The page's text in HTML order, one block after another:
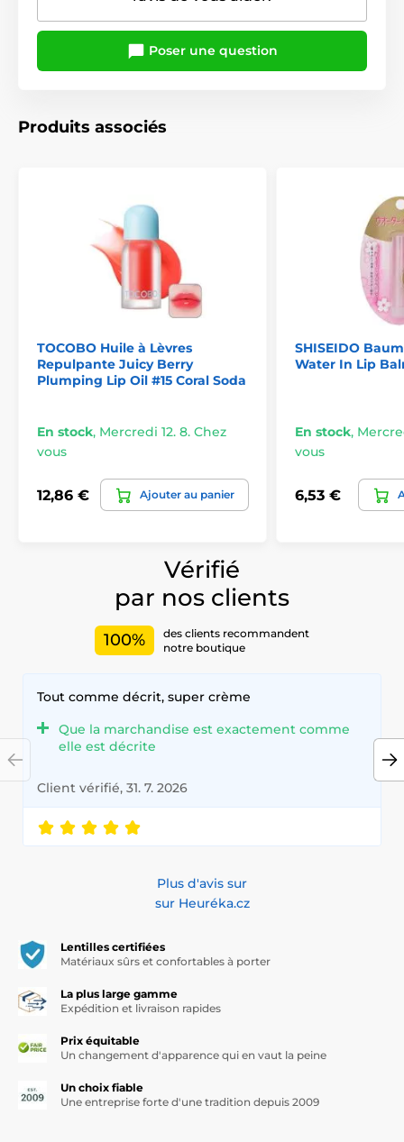
Poser une question
Produits associés
TOCOBO Huile à Lèvres
Repulpante Juicy Berry
Plumping Lip Oil #15 Coral Soda
En stock, Mercredi 12. 8. Chez
vous
12,86 € Ajouter au panier
SHISEIDO
Water In Lip
En stock,
vous
6,53 €
Vérifié
par nos clients
100%
des clients recommandent
notre boutique
Tout comme décrit, super crème
Que la marchandise est exactement comme
elle est décrite
Client vérifié, 31. 7. 2026
Plus d'avis sur
sur Heuréka.cz
Lentilles certifiées
Matériaux sûrs et confortables à porter
La plus large gamme
Expédition et livraison rapides
Prix équitable
Un changement d'apparence qui en vaut la peine
Un choix fiable
Une entreprise forte d'une tradition depuis 2009